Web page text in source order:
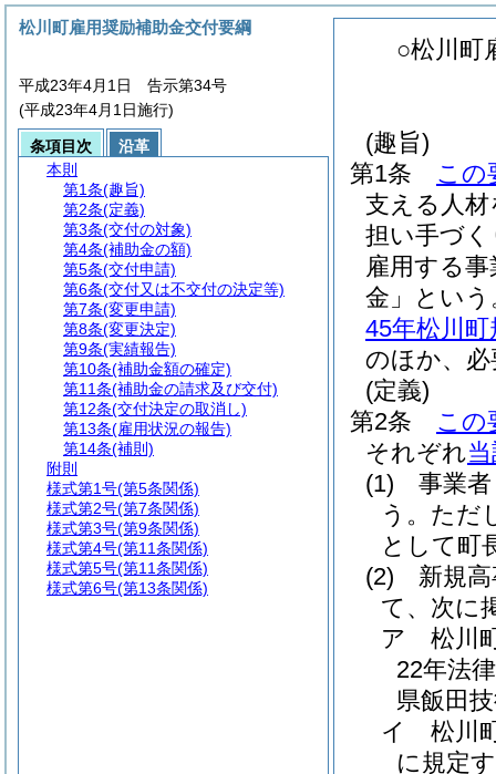
○松川町
(趣旨)
第1条
この
支える人
担い手づ
雇用する
金」という
45年松川
のほか、
(定義)
第2条
この
それぞれ
(1)
事業
う。 ただ
として町
(2)
新規
て、次に
ア
松川
22年法
県飯田
イ
松川
に規定
松川町雇用奨励補助金交付要綱
平成23年4月1日 告示第34号
(平成23年4月1日施行)
条項目次
沿革
本則
第1条(趣旨)
第2条(定義)
第3条(交付の対象)
第4条(補助金の額)
第5条(交付申請)
第6条(交付又は不交付の決定等)
第7条(変更申請)
第8条(変更決定)
第9条(実績報告)
第10条(補助金額の確定)
第11条(補助金の請求及び交付)
第12条(交付決定の取消し)
第13条(雇用状況の報告)
第14条(補則)
附則
様式第1号(第5条関係)
様式第2号(第7条関係)
様式第3号(第9条関係)
様式第4号(第11条関係)
様式第5号(第11条関係)
様式第6号(第13条関係)